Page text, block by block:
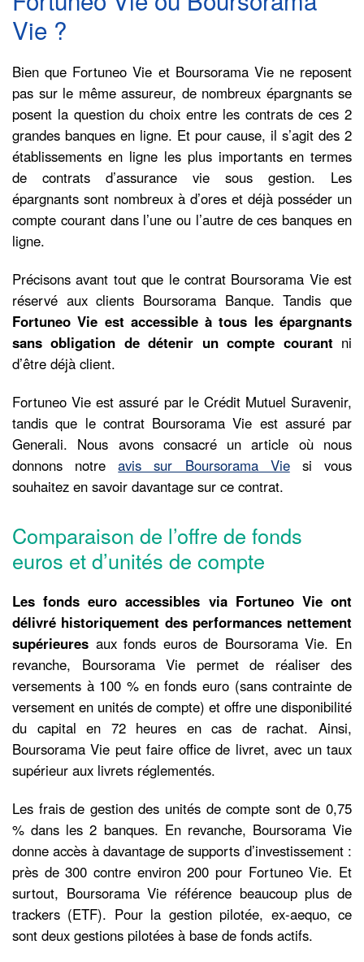
Vie ?
Bien que Fortuneo Vie et Boursorama Vie ne reposent
pas sur le même assureur, de nombreux épargnants se
posent la question du choix entre les contrats de ces 2
grandes banques en ligne. Et pour cause, il s’agit des 2
établissements en ligne les plus importants en termes
de contrats d’assurance vie sous gestion. Les
épargnants sont nombreux à d’ores et déjà posséder un
compte courant dans l’une ou l’autre de ces banques en
ligne.
Précisons avant tout que le contrat Boursorama Vie est
réservé aux clients Boursorama Banque. Tandis que
Fortuneo Vie est accessible à tous les épargnants
sans obligation de détenir un compte courant ni
d’être déjà client.
Fortuneo Vie est assuré par le Crédit Mutuel Suravenir,
tandis que le contrat Boursorama Vie est assuré par
Generali. Nous avons consacré un article où nous
donnons notreavis sur Boursorama Viesi vous
souhaitez en savoir davantage sur ce contrat.
Comparaison de l’offre de fonds
euros et d’unités de compte
Les fonds euro accessibles via Fortuneo Vie ont
délivré historiquement des performances nettement
supérieures aux fonds euros de Boursorama Vie. En
revanche, Boursorama Vie permet de réaliser des
versements à 100 % en fonds euro (sans contrainte de
versement en unités de compte) et offre une disponibilité
du capital en 72 heures en cas de rachat. Ainsi,
Boursorama Vie peut faire office de livret, avec un taux
supérieur aux livrets réglementés.
Les frais de gestion des unités de compte sont de 0,75
% dans les 2 banques. En revanche, Boursorama Vie
donne accès à davantage de supports d’investissement :
près de 300 contre environ 200 pour Fortuneo Vie. Et
surtout, Boursorama Vie référence beaucoup plus de
trackers (ETF). Pour la gestion pilotée, ex-aequo, ce
sont deux gestions pilotées à base de fonds actifs.